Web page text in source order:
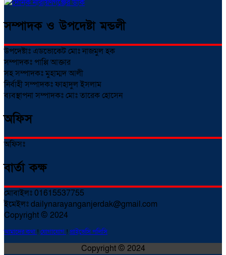
সম্পাদক ও উপদেষ্টা মন্ডলী
উপদেষ্টাঃ এডভোকেট মোঃ নাজমুল হক
সম্পাদকঃ পাপ্পি আক্তার
সহ সম্পাদকঃ মুহাম্মদ আলী
নির্বাহী সম্পাদকঃ ফাহাদুল ইসলাম
ব্যবস্থাপনা সম্পাদকঃ মোঃ তারেক হোসেন
অফিস
অফিসঃ
বার্তা কক্ষ
মোবাইলঃ 01615537755
ইমেইলঃ dailynarayanganjerdak@gmail.com
Copyright © 2024
আমাদের কথা! যোগাযোগ ! প্রাইভেসি পলিসি
Copyright © 2024